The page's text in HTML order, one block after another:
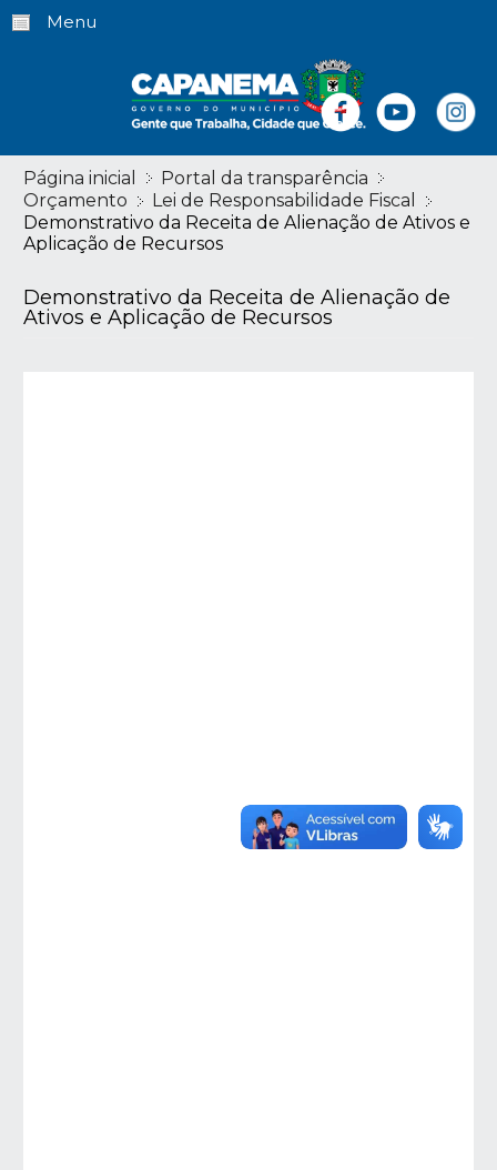
Menu
Página inicial
Portal da transparência
Orçamento
Lei de Responsabilidade Fiscal
Demonstrativo da Receita de Alienação de Ativos e
Aplicação de Recursos
Demonstrativo da Receita de Alienação de
Ativos e Aplicação de Recursos